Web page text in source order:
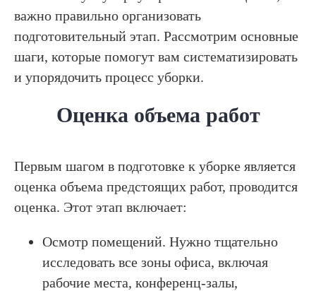
важно правильно организовать
подготовительный этап. Рассмотрим основные
шаги, которые помогут вам систематизировать
и упорядочить процесс уборки.
Оценка объема работ
Первым шагом в подготовке к уборке является
оценка объема предстоящих работ, проводится
оценка. Этот этап включает:
Осмотр помещений. Нужно тщательно
исследовать все зоны офиса, включая
рабочие места, конференц-залы,